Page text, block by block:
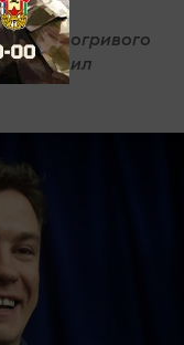
Кологривого
выразил